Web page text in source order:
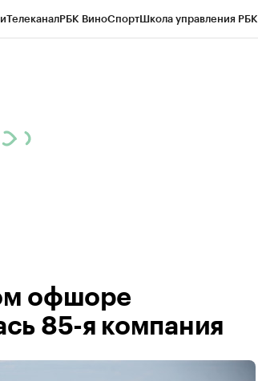
ТелеканалРБК ВиноСпортШкола управления РБК
офшоре
85-я компания